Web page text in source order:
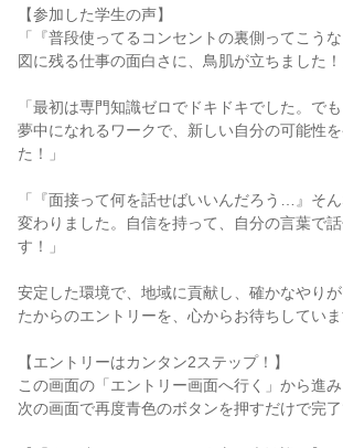
【参加した学生の声】
「『普段使ってるコンセントの裏側ってこう
図に残る仕事の面白さに、鳥肌が立ちました！
「最初は専門知識ゼロでドキドキでした。で
夢中になれるワークで、新しい自分の可能性
た！」
「『面接って何を話せばいいんだろう…』そ
変わりました。自信を持って、自分の言葉で
す！」
安定した環境で、地域に貢献し、確かなやり
たからのエントリーを、心からお待ちしていま
【エントリーはカンタン2ステップ！】
この画面の「エントリー画面へ行く」から進み
次の画面で再度青色のボタンを押すだけで完了